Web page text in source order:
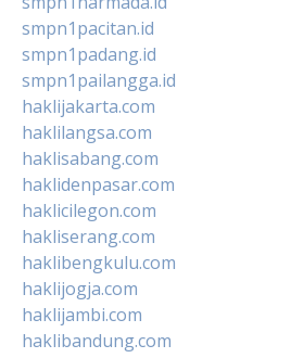
smpn1pacitan.id
smpn1padang.id
smpn1pailangga.id
haklijakarta.com
haklilangsa.com
haklisabang.com
haklidenpasar.com
haklicilegon.com
hakliserang.com
haklibengkulu.com
haklijogja.com
haklijambi.com
haklibandung.com